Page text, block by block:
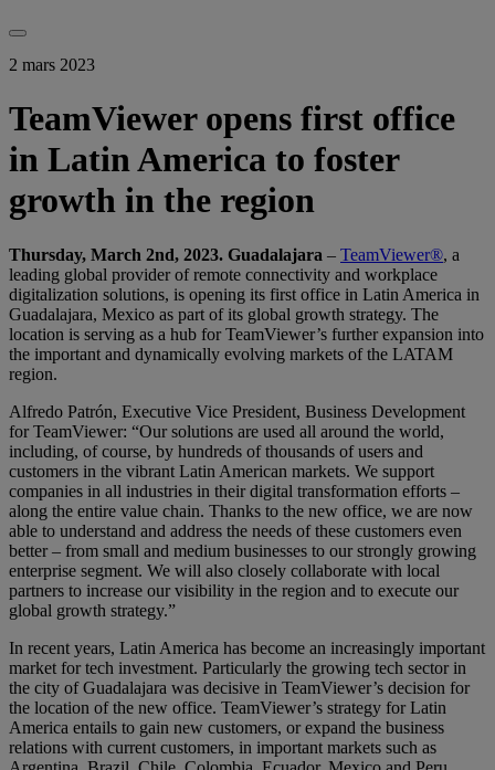
2 mars 2023
TeamViewer opens first office
in Latin America to foster
growth in the region
Thursday, March 2nd, 2023. Guadalajara – TeamViewer®, a
leading global provider of remote connectivity and workplace
digitalization solutions, is opening its first office in Latin America in
Guadalajara, Mexico as part of its global growth strategy. The
location is serving as a hub for TeamViewer’s further expansion into
the important and dynamically evolving markets of the LATAM
region.
Alfredo Patrón, Executive Vice President, Business Development
for TeamViewer: “Our solutions are used all around the world,
including, of course, by hundreds of thousands of users and
customers in the vibrant Latin American markets. We support
companies in all industries in their digital transformation efforts –
along the entire value chain. Thanks to the new office, we are now
able to understand and address the needs of these customers even
better – from small and medium businesses to our strongly growing
enterprise segment. We will also closely collaborate with local
partners to increase our visibility in the region and to execute our
global growth strategy.”
In recent years, Latin America has become an increasingly important
market for tech investment. Particularly the growing tech sector in
the city of Guadalajara was decisive in TeamViewer’s decision for
the location of the new office. TeamViewer’s strategy for Latin
America entails to gain new customers, or expand the business
relations with current customers, in important markets such as